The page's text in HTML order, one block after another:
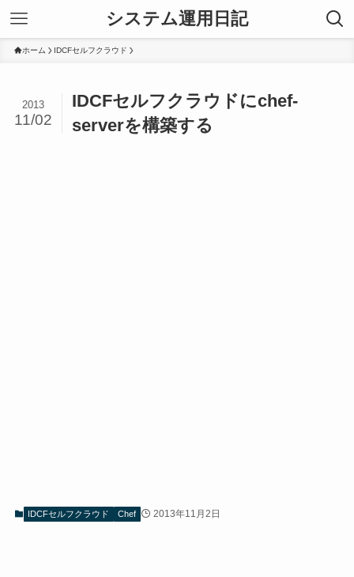
システム運用日記
ホーム IDCFセルフクラウド
IDCFセルフクラウドにchef-
serverを構築する
2013
11/02
IDCFセルフクラウド Chef 2013年11月2日